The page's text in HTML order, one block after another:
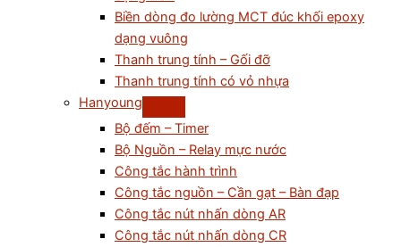
Biền dòng đo lường MCT đúc khối epoxy
dạng vuông
Thanh trung tính – Gối đỡ
Thanh trung tính có vỏ nhựa
Hanyoung
Bộ đếm – Timer
Bộ Nguồn – Relay mực nước
Công tắc hành trình
Công tắc nguồn – Cần gạt – Bàn đạp
Công tắc nút nhấn dòng AR
Công tắc nút nhấn dòng CR